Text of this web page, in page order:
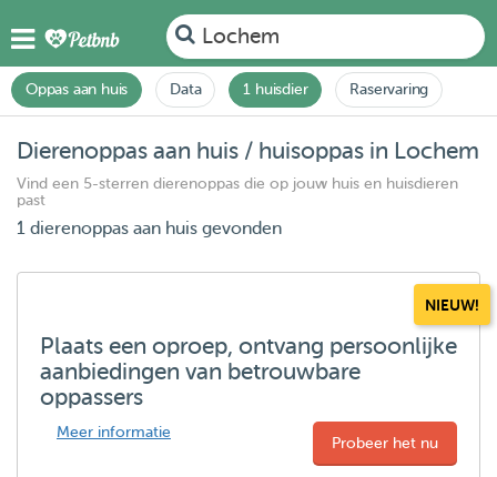
Lochem
Oppas aan huis Data 1 huisdier Raservaring
Dierenoppas aan huis / huisoppas in Lochem
Vind een 5-sterren dierenoppas die op jouw huis en huisdieren
past
1 dierenoppas aan huis gevonden
NIEUW!
Plaats een oproep, ontvang persoonlijke
aanbiedingen van betrouwbare
oppassers
Meer informatie
Probeer het nu